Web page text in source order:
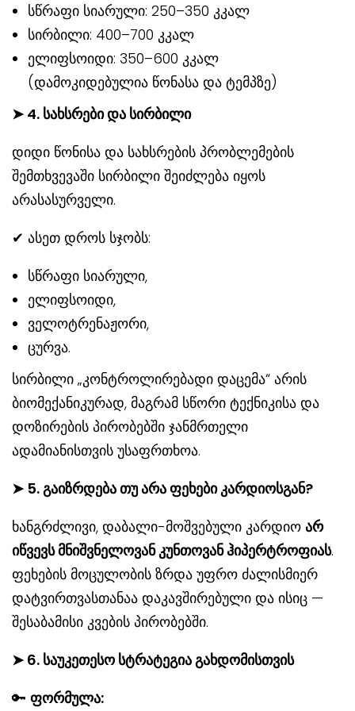
სწრაფი სიარული: 250–350 კკალ
სირბილი: 400–700 კკალ
ელიფსოიდი: 350–600 კკალ
(დამოკიდებულია წონასა და ტემპზე)
➤ 4. სახსრები და სირბილი
დიდი წონისა და სახსრების პრობლემების
შემთხვევაში სირბილი შეიძლება იყოს
არასასურველი.
✔ ასეთ დროს სჯობს:
სწრაფი სიარული,
ელიფსოიდი,
ველოტრენაჟორი,
ცურვა.
სირბილი „კონტროლირებადი დაცემა“ არის
ბიომექანიკურად, მაგრამ სწორი ტექნიკისა და
დოზირების პირობებში ჯანმრთელი
ადამიანისთვის უსაფრთხოა.
➤ 5. გაიზრდება თუ არა ფეხები კარდიოსგან?
ხანგრძლივი, დაბალი-მოშვებული კარდიო არ
იწვევს მნიშვნელოვან კუნთოვან ჰიპერტროფიას.
ფეხების მოცულობის ზრდა უფრო ძალისმიერ
დატვირთვასთანაა დაკავშირებული და ისიც —
შესაბამისი კვების პირობებში.
➤ 6. საუკეთესო სტრატეგია გახდომისთვის
🔑 ფორმულა: